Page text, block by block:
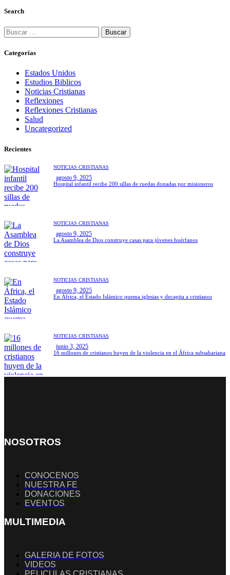
Search
Buscar:
Categorías
Estados Unidos
Estudios Biblicos
Noticias Cristianas
Reflexiones
Reflexiones Cristianas
Salud
Uncategorized
Recientes
NOTICIAS CRISTIANAS
agosto 9, 2025
Hospital infantil recibe 200 sillas de ruedas donadas por misioneros
NOTICIAS CRISTIANAS
agosto 9, 2025
La Asamblea de Dios construye casas para jóvenes huérfanos
NOTICIAS CRISTIANAS
agosto 9, 2025
En África, el Estado Islámico quema iglesias y decapita a cristianos
NOTICIAS CRISTIANAS
junio 3, 2025
16 millones de cristianos huyen de la violencia en el África subsahariana
NOSOTROS
CONOCENOS
NUESTRA FE
DONACIONES
EVENTOS
MULTIMEDIA
GALERIA DE FOTOS
VIDEOS